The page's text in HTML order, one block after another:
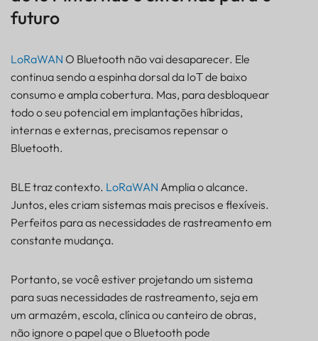
futuro
LoRaWAN O Bluetooth não vai desaparecer. Ele
continua sendo a espinha dorsal da IoT de baixo
consumo e ampla cobertura. Mas, para desbloquear
todo o seu potencial em implantações híbridas,
internas e externas, precisamos repensar o
Bluetooth.
BLE traz contexto. LoRaWAN Amplia o alcance.
Juntos, eles criam sistemas mais precisos e flexíveis.
Perfeitos para as necessidades de rastreamento em
constante mudança.
Portanto, se você estiver projetando um sistema
para suas necessidades de rastreamento, seja em
um armazém, escola, clínica ou canteiro de obras,
não ignore o papel que o Bluetooth pode